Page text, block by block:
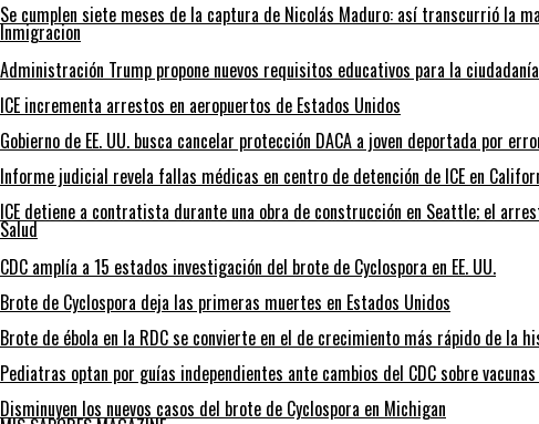
Se cumplen siete meses de la captura de Nicolás Maduro: así transcurrió la
Inmigracion
Administración Trump propone nuevos requisitos educativos para la ciudadanía
ICE incrementa arrestos en aeropuertos de Estados Unidos
Gobierno de EE. UU. busca cancelar protección DACA a joven deportada por
Informe judicial revela fallas médicas en centro de detención de ICE en
ICE detiene a contratista durante una obra de construcción en Seattle; el
Salud
CDC amplía a 15 estados investigación del brote de Cyclospora en EE. UU.
Brote de Cyclospora deja las primeras muertes en Estados Unidos
Brote de ébola en la RDC se convierte en el de crecimiento más rápido de la
Pediatras optan por guías independientes ante cambios del CDC sobre
Disminuyen los nuevos casos del brote de Cyclospora en Michigan